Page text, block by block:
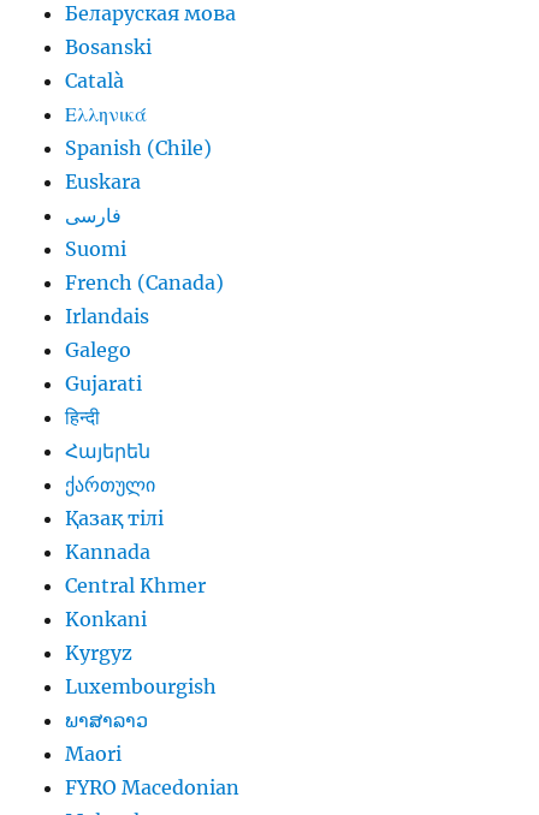
Беларуская мова
Bosanski
Català
Ελληνικά
Spanish (Chile)
Euskara
فارسی
Suomi
French (Canada)
Irlandais
Galego
Gujarati
हिन्दी
Հայերեն
ქართული
Қазақ тілі
Kannada
Central Khmer
Konkani
Kyrgyz
Luxembourgish
ພາສາລາວ
Maori
FYRO Macedonian